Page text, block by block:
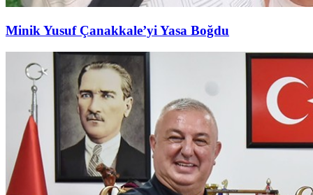
Minik Yusuf Çanakkale’yi Yasa Boğdu